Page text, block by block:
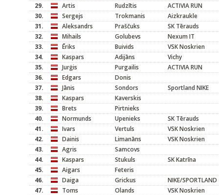
29.
Artis Rudzītis
ACTIVIA RUN
30.
Sergejs Trokmanis
Aizkraukle
31.
Aleksandrs Praščuks
SK Tērauds
32.
Mihails Golubevs
Nexum IT
33.
Ēriks Buivids
VSK Noskrien
34.
Kaspars Adijāns
Vichy
35.
Jurģis Purgailis
ACTIVIA RUN
36.
Edgars
Donis
37.
Jānis Sondors
Sportland NIKE
38.
Kaspars
Kaverskis
39.
Brets
Pirtnieks
40.
Normunds Upenieks
SK Tērauds
41.
Ivars Vertuls
VSK Noskrien
42.
Dainis Limanāns
VSK Noskrien
43.
Agris
Samcovs
44.
Kaspars Stukuls
SK Katrīna
45.
Aigars
Feteris
46.
Daiga Grickus
NIKE/SPORTLAND
47.
Toms Olands
VSK Noskrien